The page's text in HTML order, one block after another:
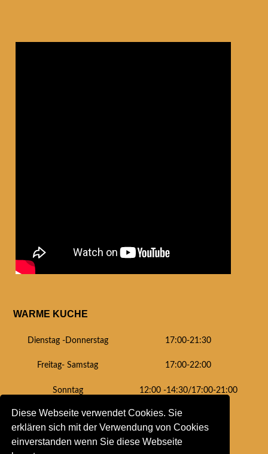
Diese Webseite verwendet Cookies. Sie
erklären sich mit der Verwendung von Cookies
einverstanden wenn Sie diese Webseite
WARME KUCHE
Dienstag -Donnerstag 17:00-21:30
Freitag- Samstag 17:00-22:00
Sonntag 12:00 -14:30/17:00-21:00